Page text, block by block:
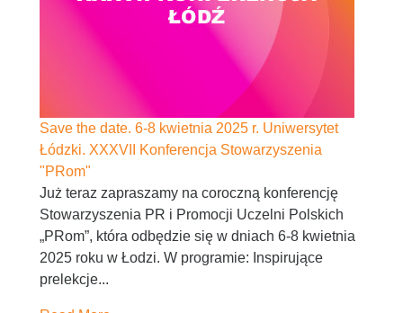
Save the date. 6-8 kwietnia 2025 r. Uniwersytet
Łódzki. XXXVII Konferencja Stowarzyszenia
"PRom"
Już teraz zapraszamy na coroczną konferencję
Stowarzyszenia PR i Promocji Uczelni Polskich
„PRom”, która odbędzie się w dniach 6-8 kwietnia
2025 roku w Łodzi. W programie: Inspirujące
prelekcje...